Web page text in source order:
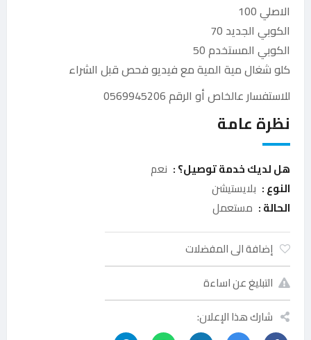
الاصلي 100
الكوبي الجديد 70
الكوبي المستخدم 50
كلو شغال مية المية مع فيديو فحص قبل الشراء
للاستفسار عالخاص أو الرقم 0569945206
نظرة عامة
هل لديك خدمة توصيل؟ : نعم
النوع : بلايستيشن
الحالة : مستعمل
إضافة الى المفضلات
التبليغ عن اساءة
شارك هذا الإعلان: